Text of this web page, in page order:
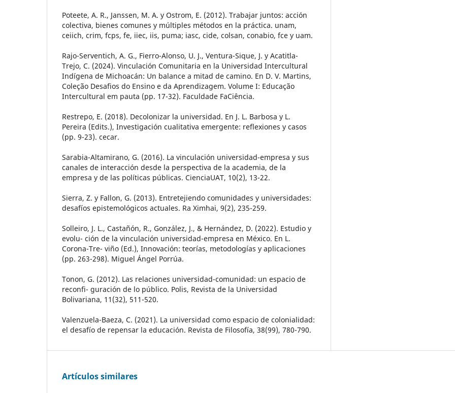
Poteete, A. R., Janssen, M. A. y Ostrom, E. (2012). Trabajar juntos: acción
colectiva, bienes comunes y múltiples métodos en la práctica. unam,
ceiich, crim, fcps, fe, iiec, iis, puma; iasc, cide, colsan, conabio, fce y uam.
Rajo-Serventich, A. G., Fierro-Alonso, U. J., Ventura-Sique, J. y Acatitla-
Trejo, C. (2024). Vinculación Comunitaria en la Universidad Intercultural
Indígena de Michoacán: Un balance a mitad de camino. En D. V. Martins,
Coleção Desafios do Ensino e da Aprendizagem. Volume I: Educação
Intercultural em pauta (pp. 17-32). Faculdade FaCiência.
Restrepo, E. (2018). Decolonizar la universidad. En J. L. Barbosa y L.
Pereira (Edits.), Investigación cualitativa emergente: reflexiones y casos
(pp. 9-23). cecar.
Sarabia-Altamirano, G. (2016). La vinculación universidad-empresa y sus
canales de interacción desde la perspectiva de la academia, de la
empresa y de las políticas públicas. CienciaUAT, 10(2), 13-22.
Sierra, Z. y Fallon, G. (2013). Entretejiendo comunidades y universidades:
desafíos epistemológicos actuales. Ra Ximhai, 9(2), 235-259.
Solleiro, J. L., Castañón, R., González, J., & Hernández, D. (2022). Estudio y
evolu- ción de la vinculación universidad-empresa en México. En L.
Corona-Tre- viño (Ed.), Innovación: teorías, metodologías y aplicaciones
(pp. 263-298). Miguel Ángel Porrúa.
Tonon, G. (2012). Las relaciones universidad-comunidad: un espacio de
reconfi- guración de lo público. Polis, Revista de la Universidad
Bolivariana, 11(32), 511-520.
Valenzuela-Baeza, C. (2021). La universidad como espacio de colonialidad:
el desafío de repensar la educación. Revista de Filosofía, 38(99), 780-790.
Artículos similares